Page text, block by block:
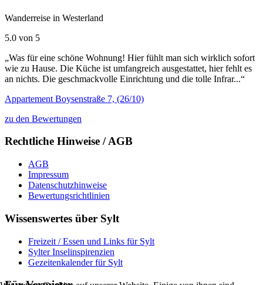
Wanderreise in Westerland
5.0 von 5
„Was für eine schöne Wohnung! Hier fühlt man sich wirklich sofort
wie zu Hause. Die Küche ist umfangreich ausgestattet, hier fehlt es
an nichts. Die geschmackvolle Einrichtung und die tolle Infrar...“
Appartement Boysenstraße 7, (26/10)
zu den Bewertungen
Rechtliche Hinweise / AGB
AGB
Impressum
Datenschutzhinweise
Bewertungsrichtlinien
Wissenswertes über Sylt
Freizeit / Essen und Links für Sylt
Sylter Inselinspirenzien
Gezeitenkalender für Sylt